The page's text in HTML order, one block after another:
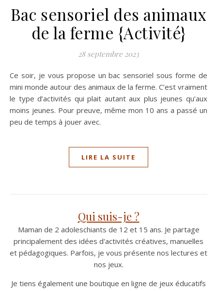
Bac sensoriel des animaux
de la ferme {Activité}
28 septembre 2023
Ce soir, je vous propose un bac sensoriel sous forme de
mini monde autour des animaux de la ferme. C’est vraiment
le type d’activités qui plait autant aux plus jeunes qu’aux
moins jeunes. Pour preuve, même mon 10 ans a passé un
peu de temps à jouer avec.
LIRE LA SUITE
Qui suis-je ?
Maman de 2 adoleschiants de 12 et 15 ans. Je partage
principalement des idées d'activités créatives, manuelles
et pédagogiques. Parfois, je vous présente nos lectures et
nos jeux.
Je tiens également une boutique en ligne de jeux éducatifs